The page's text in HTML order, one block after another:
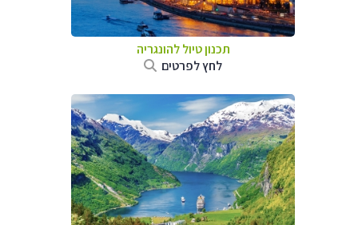
תכנון טיול להונגריה
לחץ לפרטים